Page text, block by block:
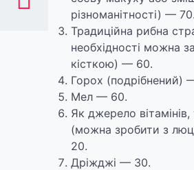
різноманітності) — 70.
Традиційна рибна
необхідності можна
кісткою) — 60.
Горох (подрібнений)
Мел — 60.
Як джерело
(можна зробити з
20.
Дріжджі — 30.